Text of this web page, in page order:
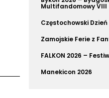
Multifandomowy VIII
Częstochowski
Zamojskie Ferie z
FALKON 2026 –
Manekicon 2026